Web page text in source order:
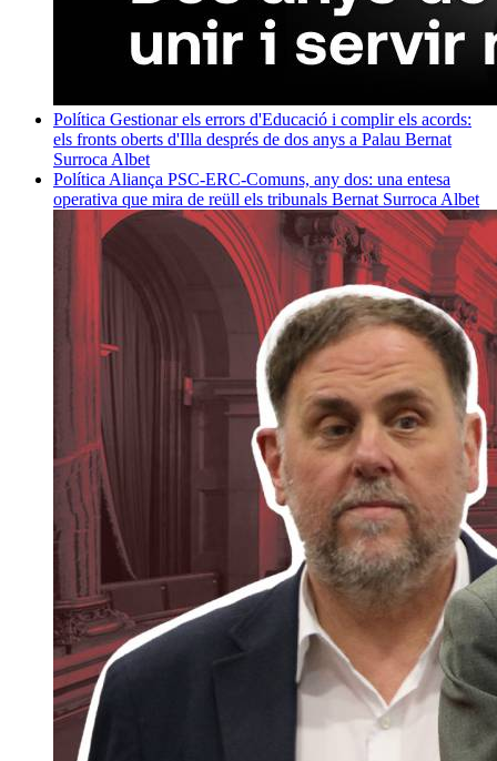
Política Gestionar els errors d'Educació i complir els acords:
els fronts oberts d'Illa després de dos anys a Palau Bernat
Surroca Albet
Política Aliança PSC-ERC-Comuns, any dos: una entesa
operativa que mira de reüll els tribunals Bernat Surroca Albet